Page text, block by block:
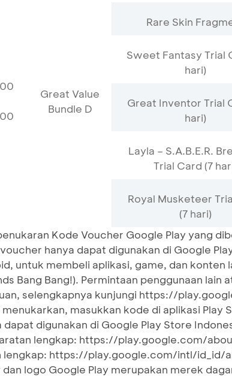
Great Value
Bundle D
Rare Skin
Sweet Fantasy Trial
hari)
Great Inventor Trial
hari)
Layla – S.A.B.E.R.
Trial Card (7
Royal Musketeer
(7 hari)
Kode Voucher Google Play yang
hanya dapat digunakan di Google
untuk membeli aplikasi, game, dan konten
Bang Bang!). Permintaan penggunaan lain
selengkapnya kunjungi https://
menukarkan, masukkan kode di aplikasi Play
dapat digunakan di Google Play Store
lengkap: https://play.google.com/
lengkap: https://play.google.com/intl/
dan logo Google Play merupakan merek